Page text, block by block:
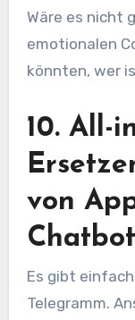
Wäre es nicht
emotionalen
könnten, wer
10. All-
von
Chatbot
Es gibt
Telegramm.